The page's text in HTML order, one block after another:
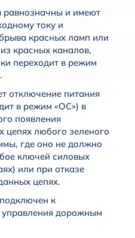
равнозначны и имеют
току и
красных ламп или
красных каналов,
переходит в режим
отключение питания
в режим «ОС») в
появления
любого зеленого
где оно не должно
ключей силовых
или при отказе
цепях.
к
управления дорожным